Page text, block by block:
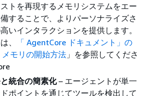
トを再現するメモリシステムをエー
することで、よりパーソナライズさ
いインタラクションを提供します。
、
「 AgentCore ドキュメント」の
メモリの開始方法 」を参照してくださ
統合の簡素化– エージェントが単一
ポイントを通じてツールを検出して